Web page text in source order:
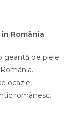
România
geantă de piele
ocazie,
românesc.